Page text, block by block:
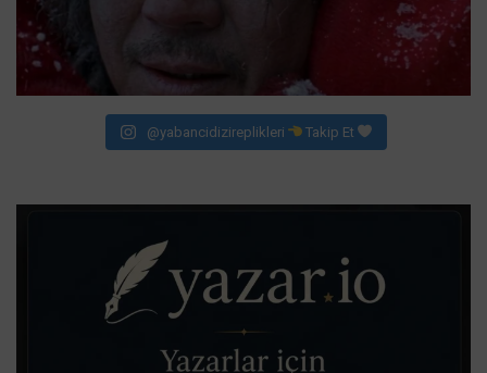
@yabancidizireplikleri Takip Et